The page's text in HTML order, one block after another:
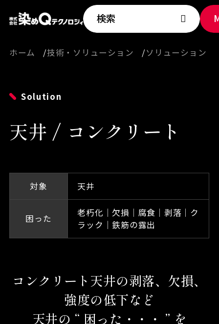
検索
ホーム 技術・ソリューション ソリューション
Solution
天井 / コンクリート
対象 天井
困った
老朽化｜欠損｜腐食｜剥落｜ク
ラック｜鉄筋の露出
コンクリート天井の剥落、欠損、
強度の低下など
天井の “ 困った・・・ ” を